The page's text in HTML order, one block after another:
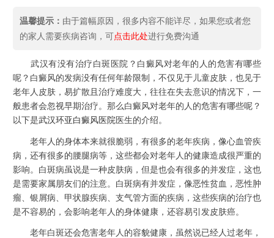
温馨提示： 由于篇幅原因，很多内容不能详尽，如果您或者您
的家人需要疾病咨询，可点击此处进行免费沟通
武汉有没有治疗白斑医院？白癜风对老年的人的危害有哪些
呢？白癜风的发病没有任何年龄限制，不仅见于儿童皮肤，也见于
老年人皮肤，易扩散且治疗难度大，往往在失去意识的情况下，一
般患者会忽视早期治疗。那么白癜风对老年的人的危害有哪些呢？
以下是武汉环亚白癜风医院 医生的介绍。
老年人的身体本来就很脆弱，有很多的老年疾病，像心血管疾
病，还有很多的腰腿病等，这些都会对老年人的健康造成很严重的
影响。白斑病虽说是一种皮肤病，但是也会有很多的并发症，这也
是需要家属朋友们的注意。白斑病有并发症，像恶性贫血，恶性肿
瘤、银屑病、甲状腺疾病、支气管方面的疾病，这些疾病的治疗也
是不容易的，会影响老年人的身体健康，还容易引发皮肤癌。
老年白斑还会危害老年人的容貌健康，虽然说已经人过老年，